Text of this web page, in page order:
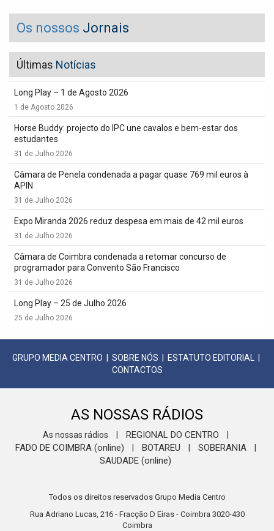
Os nossos Jornais
Últimas Notícias
Long Play – 1 de Agosto 2026
1 de Agosto 2026
Horse Buddy: projecto do IPC une cavalos e bem-estar dos
estudantes
31 de Julho 2026
Câmara de Penela condenada a pagar quase 769 mil euros à
APIN
31 de Julho 2026
Expo Miranda 2026 reduz despesa em mais de 42 mil euros
31 de Julho 2026
Câmara de Coimbra condenada a retomar concurso de
programador para Convento São Francisco
31 de Julho 2026
Long Play – 25 de Julho 2026
25 de Julho 2026
GRUPO MEDIA CENTRO SOBRE NÓS ESTATUTO EDITORIAL
CONTACTOS
AS NOSSAS RÁDIOS
As nossas rádios REGIONAL DO CENTRO
FADO DE COIMBRA (online) BOTAREU SOBERANIA
SAUDADE (online)
Todos os direitos reservados Grupo Media Centro
Rua Adriano Lucas, 216 - Fracção D Eiras - Coimbra 3020-430
Coimbra